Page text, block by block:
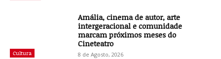
Cultura
Amália, cinema de autor, arte
intergeracional e comunidade
marcam próximos meses do
Cineteatro
8 de Agosto, 2026